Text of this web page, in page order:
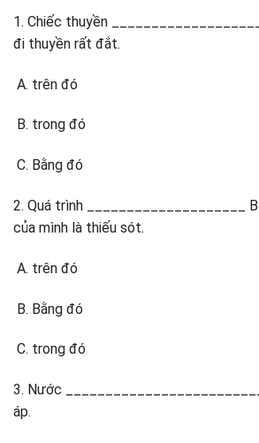
1. Chiếc thuyền
đi thuyền rất đắt.
trên đó
trong đó
Bằng đó
2. Quá trình ____________________
của mình là thiếu sót.
trên đó
Bằng đó
trong đó
3. Nước
áp.